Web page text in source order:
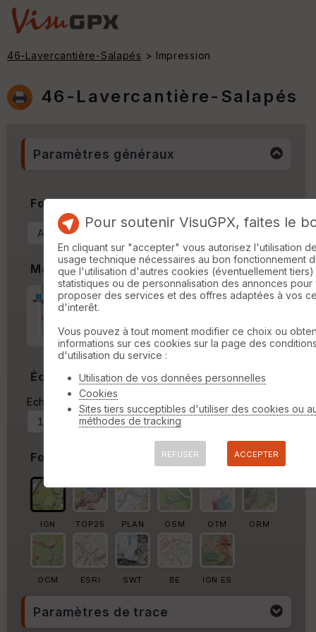
46-Lavercantière-Salapés > Impression
46-Lavercantière-Salapés
Paramètres généraux
Format & Orientation
Marges
Marge d'impression cm
Marge autour de la trace
%
Échelle
Echelle actuelle : 1/12285
Fond de carte
IGN TOP25 PLAN OSM OTM ORM
OCM ESRI SWT BE IGN ES
Paramètres de trace
Pour soutenir VisuGPX, faites le
En cliquant sur "accepter" vous autorisez l'utilisation
usage technique nécessaires au bon fonctionnement
que l'utilisation d'autres cookies (éventuellement
statistiques ou de personnalisation des annonces pour
proposer des services et des offres adaptées à vos
d'interêt.
Vous pouvez à tout moment modifier ce choix ou
informations sur ces cookies sur la page des
d'utilisation du service :
Utilisation de vos données personnelles
Cookies
Sites tiers succeptibles d'utiliser des cookies ou
méthodes de tracking
REFUSER ACCEPTER